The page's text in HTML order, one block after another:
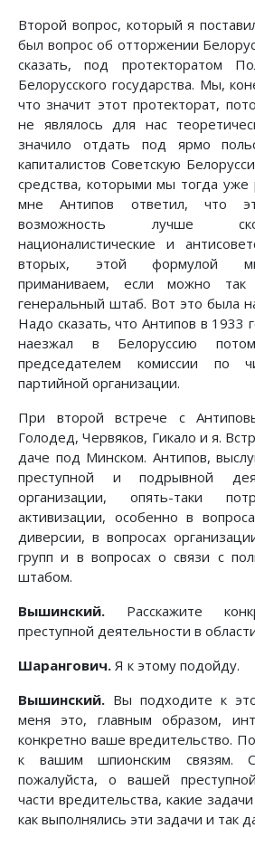
Второй вопрос, который я
был вопрос об отторжении
сказать, под протекторатом
Белорусского государства. Мы,
что значит этот протекторат,
не являлось для нас
значило отдать под ярмо
капиталистов Советскую
средства, которыми мы тогда уже
мне Антипов ответил, что
возможность лучше
националистические и
вторых, этой формулой
приманиваем, если можно так
генеральный штаб. Вот это была
Надо сказать, что Антипов в 1933
наезжал в Белоруссию
председателем комиссии по
партийной организации.
При второй встрече с
Голодед, Червяков, Гикало и я.
даче под Минском. Антипов,
преступной и подрывной
организации, опять-таки
активизации, особенно в
диверсии, в вопросах
групп и в вопросах о связи с
штабом.
Вышинский. Расскажите
преступной деятельности в
Шарангович. Я к этому подойду.
Вышинский. Вы подходите к
меня это, главным образом,
конкретно ваше вредительство.
к вашим шпионским связям.
пожалуйста, о вашей
части вредительства, какие
как выполнялись эти задачи и так